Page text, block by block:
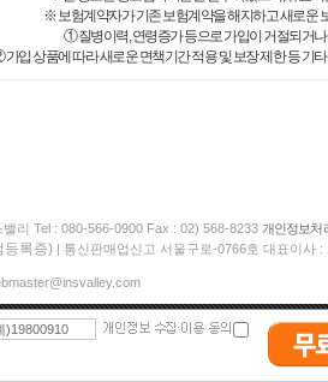
※ 보험계약자가 기존 보험계약을 해지하고 새로운
① 질병이력, 연령증가 등으로 가입이 거절되거
입 상품에 따라 새로운 면책기간 적용 및 보장 제한 등 기
리 Tel : 080-566-0900 Fax : 02) 568-8233 개인정보처
등록증) | 통신판매업신고 서울구로-0766호 대표이사 :